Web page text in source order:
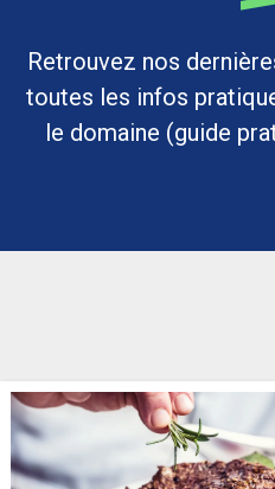
Retrouvez nos
toutes les infos
le domaine (guide